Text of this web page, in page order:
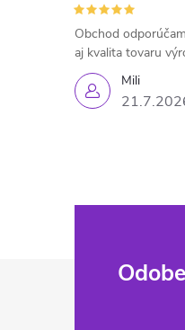
Mili
Obchod
aj kvalita tovaru